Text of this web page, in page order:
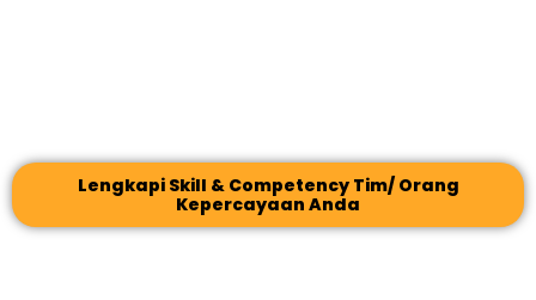
Lengkapi Skill & Competency Tim/ Orang
Kepercayaan Anda